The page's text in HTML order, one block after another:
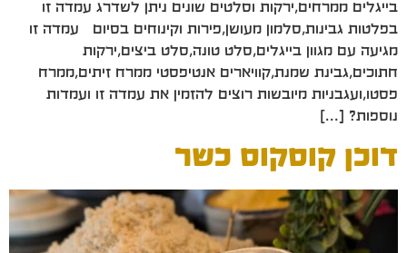
בייגלים ממרחים,ירקות וסלטים שונים ניתן לשדרג עמדה זו
בפלטות גבינות,סלמון מעושן,פירות וקינוחים בסיום עמדה זו
מגיעה עם מגוון בייגלים,סלט טונה,סלט ביצים,ירקות
חתוכים,גבינת שמנת,קוויארים אנטיפסטי ממרח זיתים,ממרח
פסטו,ועגבניות מיובשות רוצים להזמין את עמדה זו ועמדות
נוספות? […]
דוכן קוסקוס כשר